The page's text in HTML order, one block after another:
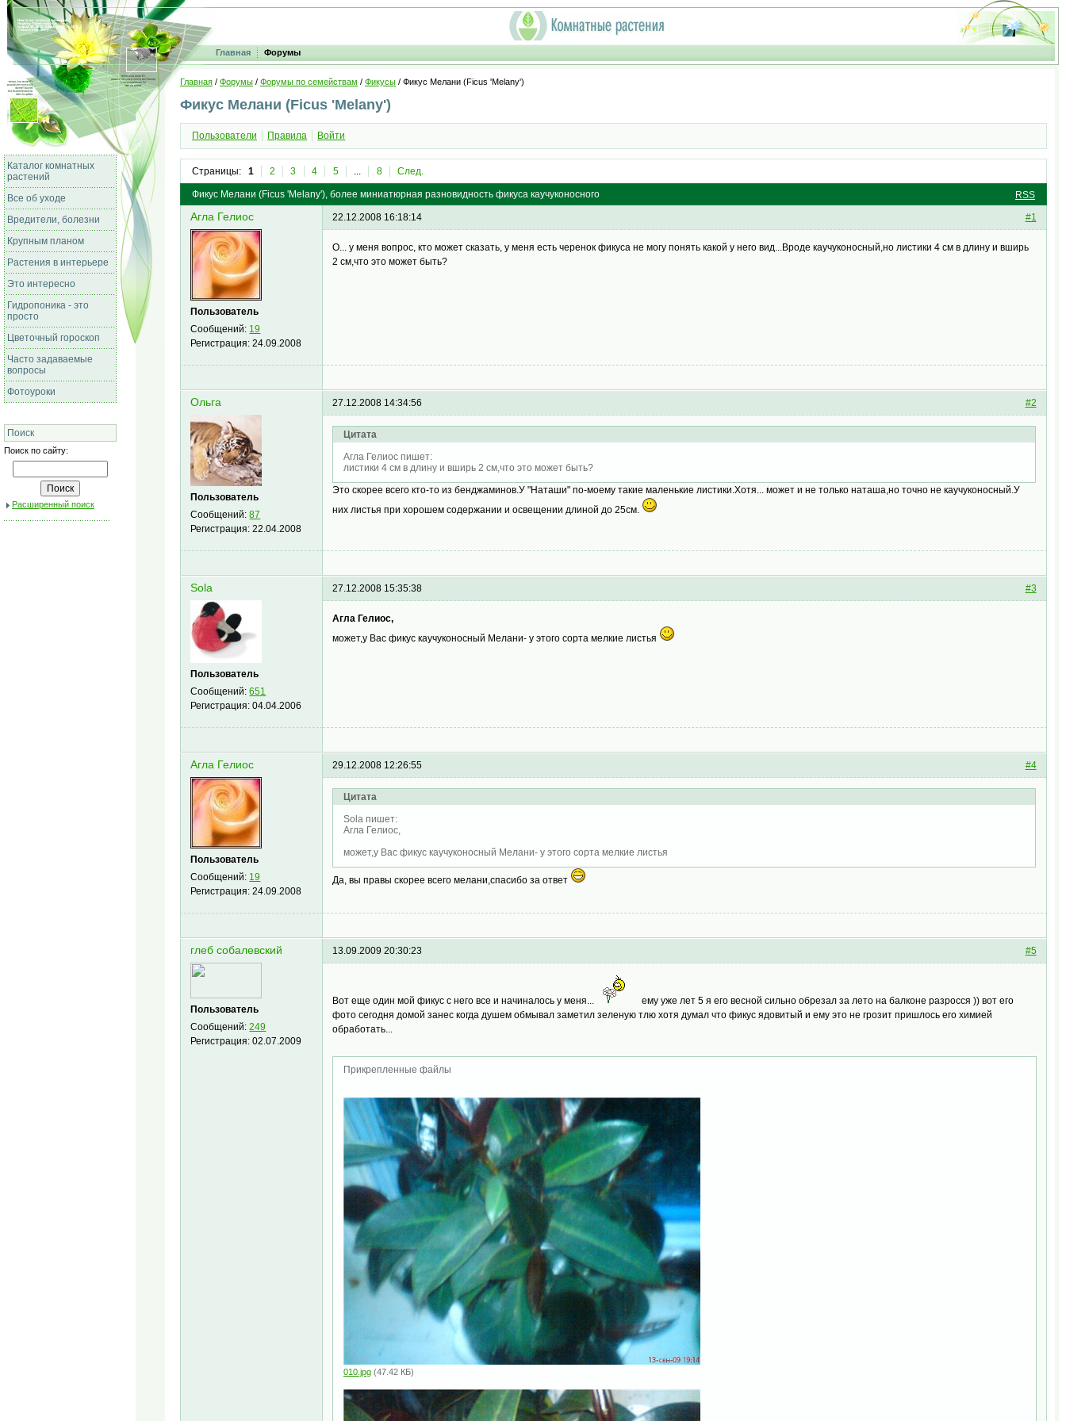
Главная Форумы
Каталог комнатных
растений
Все об уходе
Вредители, болезни
Крупным планом
Растения в интерьере
Это интересно
Гидропоника - это
просто
Цветочный гороскоп
Часто задаваемые
вопросы
Фотоуроки
Поиск
Поиск по сайту:
Расширенный поиск
Главная / Форумы / Форумы по семействам / Фикусы / Фикус Мелани (Ficus 'Melany')
Фикус Мелани (Ficus 'Melany')
Пользователи Правила Войти
Страницы: 1 2 3 4 5 ... 8 След.
RSS
Фикус Мелани (Ficus 'Melany'), более миниатюрная разновидность фикуса каучуконосного
Агла Гелиос
Пользователь
Сообщений: 19
Регистрация:24.09.2008
#1
22.12.2008 16:18:14
О... у меня вопрос, кто может сказать, у меня есть черенок фикуса не могу понять какой у него вид...Вроде каучуконосный,но листики 4 см в длину и вширь
2 см,что это может быть?
Ольга
Пользователь
Сообщений:87
Регистрация:22.04.2008
#2
27.12.2008 14:34:56
Цитата
Агла Гелиос пишет:
листики 4 см в длину и вширь 2 см,что это может быть?
Это скорее всего кто-то из бенджаминов.У "Наташи" по-моему такие маленькие листики.Хотя... может и не только наташа,но точно не каучуконосный.У
них листья при хорошем содержании и освещении длиной до 25см.
Sola
Пользователь
Сообщений:651
Регистрация:04.04.2006
#3
27.12.2008 15:35:38
Агла Гелиос,
может,у Вас фикус каучуконосный Мелани- у этого сорта мелкие листья
Агла Гелиос
Пользователь
Сообщений: 19
Регистрация:24.09.2008
#4
29.12.2008 12:26:55
Цитата
Sola пишет:
Агла Гелиос,
может,у Вас фикус каучуконосный Мелани- у этого сорта мелкие листья
Да, вы правы скорее всего мелани,спасибо за ответ
глеб собалевский
Пользователь
Сообщений:249
Регистрация:02.07.2009
#5
13.09.2009 20:30:23
Вот еще один мой фикус с него все и начиналось у меня...
ему уже лет 5 я его весной сильно обрезал за лето на балконе разросся )) вот его
фото сегодня домой занес когда душем обмывал заметил зеленую тлю хотя думал что фикус ядовитый и ему это не грозит пришлось его химией
обработать...
Прикрепленные файлы
010.jpg (47.42 КБ)